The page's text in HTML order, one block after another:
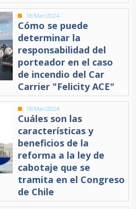
18/Mar/2024
Cómo se puede
determinar la
responsabilidad del
porteador en el caso
de incendio del Car
Carrier "Felicity ACE"
18/Mar/2024
Cuáles son las
características y
beneficios de la
reforma a la ley de
cabotaje que se
tramita en el Congreso
de Chile